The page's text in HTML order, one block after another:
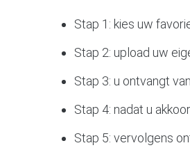
Stap 1: kies uw
Stap 2: upload uw
Stap 3: u ontvangt
Stap 4: nadat u
Stap 5: vervolgens